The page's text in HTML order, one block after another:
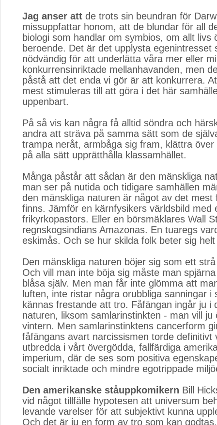
Jag anser att de trots sin beundran för
missuppfattar honom, att de blundar för all
biologi som handlar om symbios, om allt livs
beroende. Det är det upplysta egenintresset
nödvändig för att underlätta våra mer eller
konkurrensinriktade mellanhavanden, men
påstå att det enda vi gör är att konkurrera.
mest stimuleras till att göra i det här
uppenbart.
På så vis kan några få alltid söndra och
andra att sträva på samma sätt som de
trampa neråt, armbåga sig fram, klättra över
på alla sätt upprätthålla klassamhället.
Många påstår att sådan är den mänskliga
man ser på nutida och tidigare samhällen
den mänskliga naturen är något av det mest
finns. Jämför en kärnfysikers världsbild med
frikyrkopastors. Eller en börsmäklares Wall
regnskogsindians Amazonas. En tuaregs
eskimås. Och se hur skilda folk beter sig
Den mänskliga naturen böjer sig som ett
Och vill man inte böja sig måste man
blåsa själv. Men man får inte glömma att
luften, inte ristar några orubbliga sanningar i
kännas frestande att tro. Fåfängan ingår ju i
naturen, liksom samlarinstinkten - man vill ju
vintern. Men samlarinstinktens cancerform
fåfängans avart narcissismen torde definitivt
utbredda i vårt övergödda, fallfärdiga
imperium, där de ses som positiva
socialt inriktade och mindre egotrippade
Den amerikanske ståuppkomikern Bill
vid något tillfälle hypotesen att universum
levande varelser för att subjektivt kunna
Och det är ju en form av tro som kan